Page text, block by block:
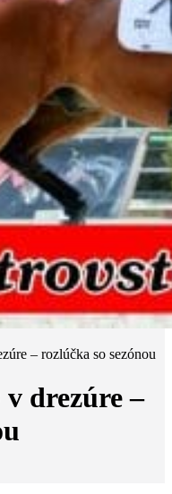
– rozlúčka so sezónou
drezúre –